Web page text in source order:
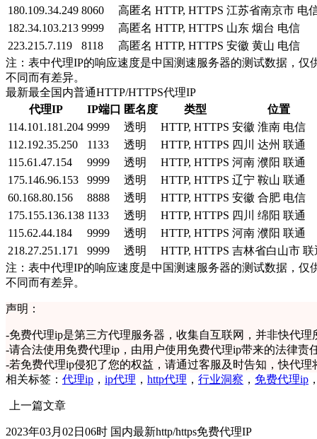
180.109.34.249 8060 高匿名 HTTP, HTTPS 江苏省南京市 电
182.34.103.213 9999 高匿名 HTTP, HTTPS 山东 烟台 电信
223.215.7.119
8118 高匿名 HTTP, HTTPS 安徽 黄山 电信
注：表中代理IP的响应速度是中国测速服务器的测试数据，
不同而有差异。
最新最全国内普通HTTP/HTTPS代理IP
代理IP
IP端口 匿名度 类型
位置
114.101.181.204 9999 透明 HTTP, HTTPS 安徽 淮南 电信
112.192.35.250
1133 透明 HTTP, HTTPS 四川 达州 联通
115.61.47.154
9999 透明 HTTP, HTTPS 河南 濮阳 联通
175.146.96.153
9999 透明 HTTP, HTTPS 辽宁 鞍山 联通
60.168.80.156
8888 透明 HTTP, HTTPS 安徽 合肥 电信
175.155.136.138 1133 透明 HTTP, HTTPS 四川 绵阳 联通
115.62.44.184
9999 透明 HTTP, HTTPS 河南 濮阳 联通
218.27.251.171
9999 透明 HTTP, HTTPS 吉林省白山市 联
注：表中代理IP的响应速度是中国测速服务器的测试数据，
不同而有差异。
声明：
-免费代理ip是第三方代理服务器，收集自互联网，并非快代
-请合法使用免费代理ip，由用户使用免费代理ip带来的法律责
-若免费代理ip侵犯了您的权益，请通过客服及时告知，快代理
相关标签： 代理ip ， ip代理 ， http代理 ， 行业洞察 ， 免费代理ip
上一篇文章
2023年03月02日06时 国内最新http/https免费代理IP